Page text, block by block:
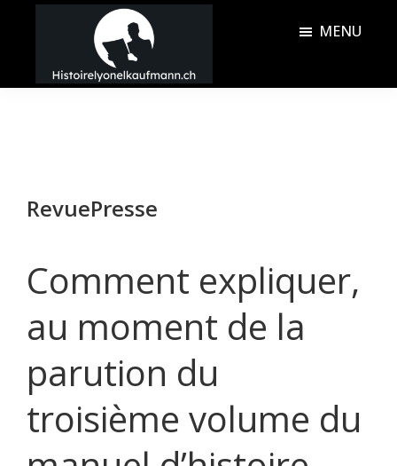
principal
barreHistoire
MENU
RevuePresse
Comment expliquer,
au moment de la
parution du
troisième volume du